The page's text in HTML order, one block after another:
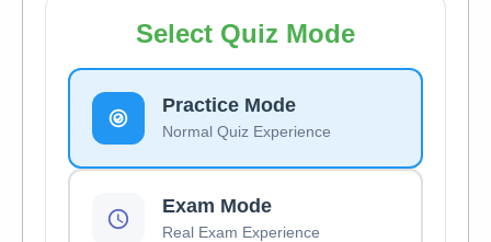
Select Quiz Mode
Practice Mode
Normal Quiz Experience
Exam Mode
Real Exam Experience